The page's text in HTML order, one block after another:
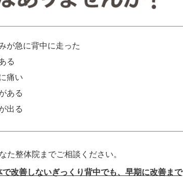
が急に背中に走った
る
痛い
ある
出る
た整体院までご相談ください。
改善しないぎっくり背中でも、早期に改善まで